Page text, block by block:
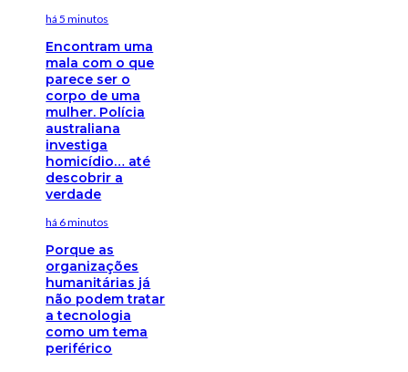
há 5 minutos
Encontram uma
mala com o que
parece ser o
corpo de uma
mulher. Polícia
australiana
investiga
homicídio… até
descobrir a
verdade
há 6 minutos
Porque as
organizações
humanitárias já
não podem tratar
a tecnologia
como um tema
periférico